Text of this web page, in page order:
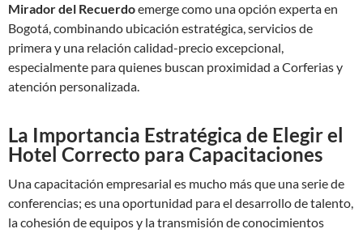
Mirador del Recuerdoemerge como una opción experta en
Bogotá, combinando ubicación estratégica, servicios de
primera y una relación calidad-precio excepcional,
especialmente para quienes buscan proximidad a Corferias y
atención personalizada.
La Importancia Estratégica de Elegir el
Hotel Correcto para Capacitaciones
Una capacitación empresarial es mucho más que una serie de
conferencias; es una oportunidad para el desarrollo de talento,
la cohesión de equipos y la transmisión de conocimientos